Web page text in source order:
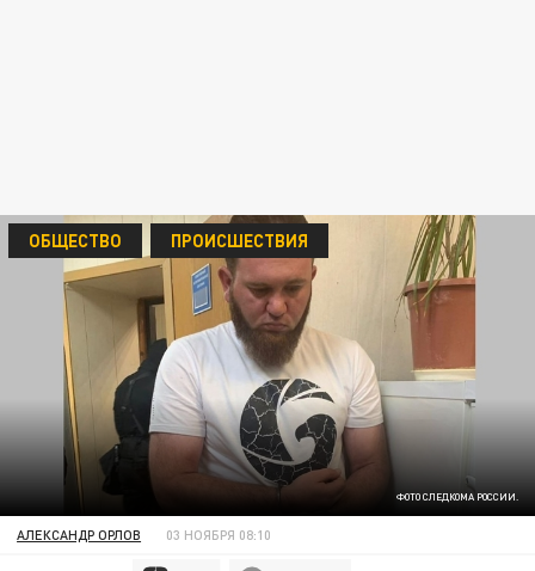
ФОТО СЛЕДКОМА РОССИИ.
ОБЩЕСТВО ПРОИСШЕСТВИЯ
АЛЕКСАНДР ОРЛОВ 03 НОЯБРЯ 08:10